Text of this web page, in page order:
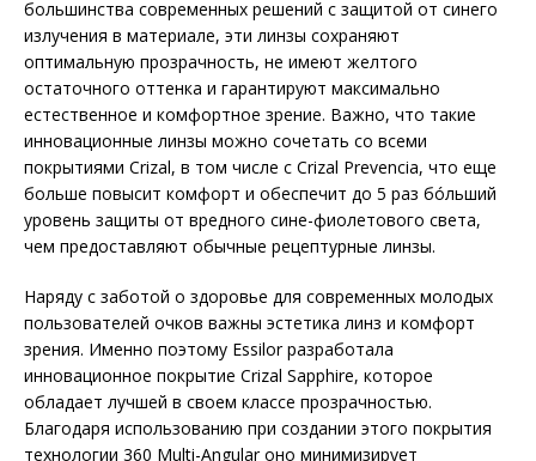
большинства современных решений с защитой от синего
излучения в материале, эти линзы сохраняют
оптимальную прозрачность, не имеют желтого
остаточного оттенка и гарантируют максимально
естественное и комфортное зрение. Важно, что такие
инновационные линзы можно сочетать со всеми
покрытиями Crizal, в том числе с Crizal Prevencia, что еще
больше повысит комфорт и обеспечит до 5 раз бóльший
уровень защиты от вредного сине-фиолетового света,
чем предоставляют обычные рецептурные линзы.
Наряду с заботой о здоровье для современных молодых
пользователей очков важны эстетика линз и комфорт
зрения. Именно поэтому Essilor разработала
инновационное покрытие Crizal Sapphire, которое
обладает лучшей в своем классе прозрачностью.
Благодаря использованию при создании этого покрытия
технологии 360 Multi-Angular оно минимизирует